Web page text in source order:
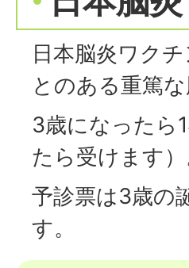
日本脳炎ワク
とのある重篤
3歳になったら
たら受けます）
予診票は3歳の
す。